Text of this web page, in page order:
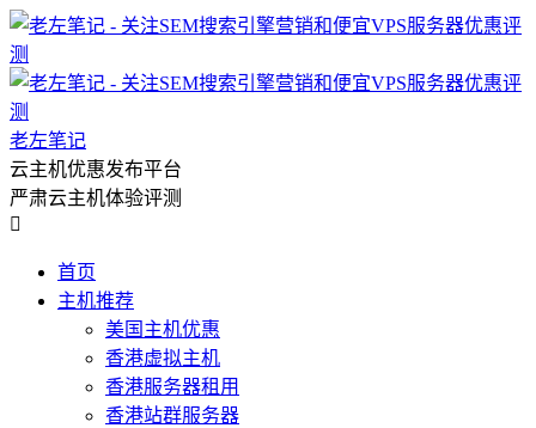
老左笔记
云主机优惠发布平台
严肃云主机体验评测

首页
主机推荐
美国主机优惠
香港虚拟主机
香港服务器租用
香港站群服务器